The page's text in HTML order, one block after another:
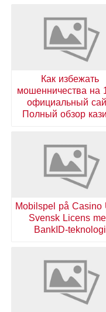
Как избежать
мошенничества на
официальный
Полный обзор
Mobilspel på Casino
Svensk Licens
BankID-teknologi